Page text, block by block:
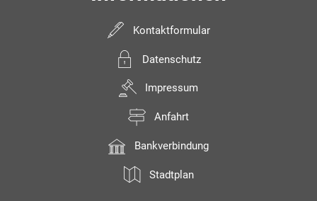
Kontaktformular
Datenschutz
Impressum
Anfahrt
Bankverbindung
Stadtplan